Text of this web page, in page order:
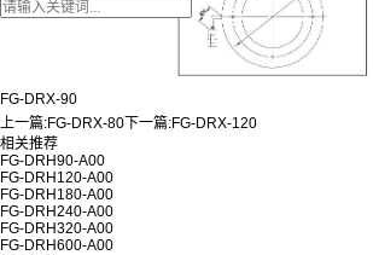
FG-DRX-90
上一篇:FG-DRX-80下一篇:FG-DRX-120
相关推荐
FG-DRH90-A00
FG-DRH120-A00
FG-DRH180-A00
FG-DRH240-A00
FG-DRH320-A00
FG-DRH600-A00